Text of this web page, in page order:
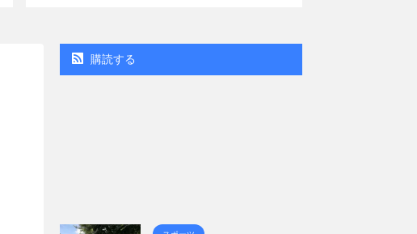
「スゴい決意をさせていただいて8キロ（痩せた）。デビュ
ー当時の体重まで ...
購読する